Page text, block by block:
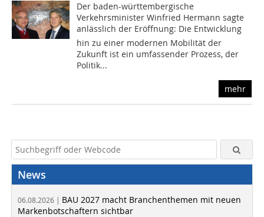
Der baden-württembergische
Verkehrsminister Winfried Hermann sagte
anlässlich der Eröffnung: Die Entwicklung
hin zu einer modernen Mobilität der
Zukunft ist ein umfassender Prozess, der
Politik...
mehr
News
06.08.2026 | BAU 2027 macht Branchenthemen mit neuen
Markenbotschaftern sichtbar